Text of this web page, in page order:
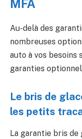
MFA
Au-delà des
nombreuses
auto à vos besoins
garanties
Le bris de
les petits
La garantie bris de